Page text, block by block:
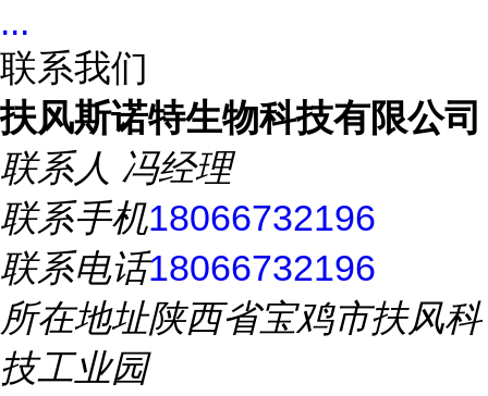
...
联系我们
扶风斯诺特生物科技有限公司
联系人 冯经理
联系手机18066732196
联系电话18066732196
所在地址陕西省宝鸡市扶风科
技工业园